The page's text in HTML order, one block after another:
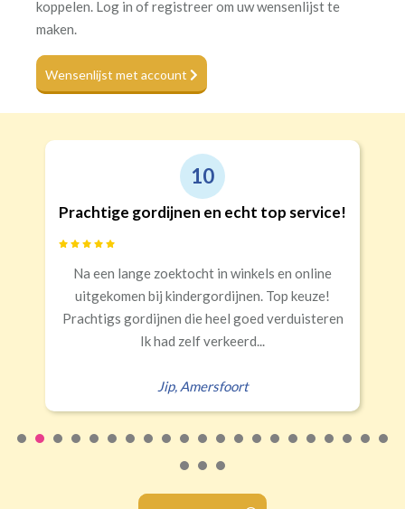
koppelen. Log in of registreer om uw wensenlijst te
maken.
Wensenlijst met account
10
Prachtige gordijnen en echt top service!
Na een lange zoektocht in winkels en online
uitgekomen bij kindergordijnen. Top keuze!
Prachtigs gordijnen die heel goed verduisteren
Ik had zelf verkeerd...
Jip, Amersfoort